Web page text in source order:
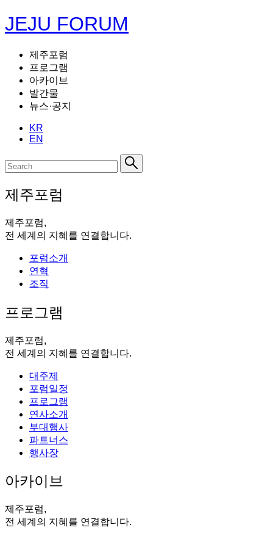
JEJU FORUM
제주포럼
프로그램
아카이브
발간물
뉴스·공지
KR
EN
제주포럼
제주포럼,
전 세계의 지혜를 연결합니다.
포럼소개
연혁
조직
프로그램
제주포럼,
전 세계의 지혜를 연결합니다.
대주제
포럼일정
프로그램
연사소개
부대행사
파트너스
행사장
아카이브
제주포럼,
전 세계의 지혜를 연결합니다.